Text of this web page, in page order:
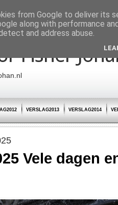
Fisher
VERSLAG2013 VERSLAG2014
Vele dagen
from Google to deliver its
along with performance
and address abuse.